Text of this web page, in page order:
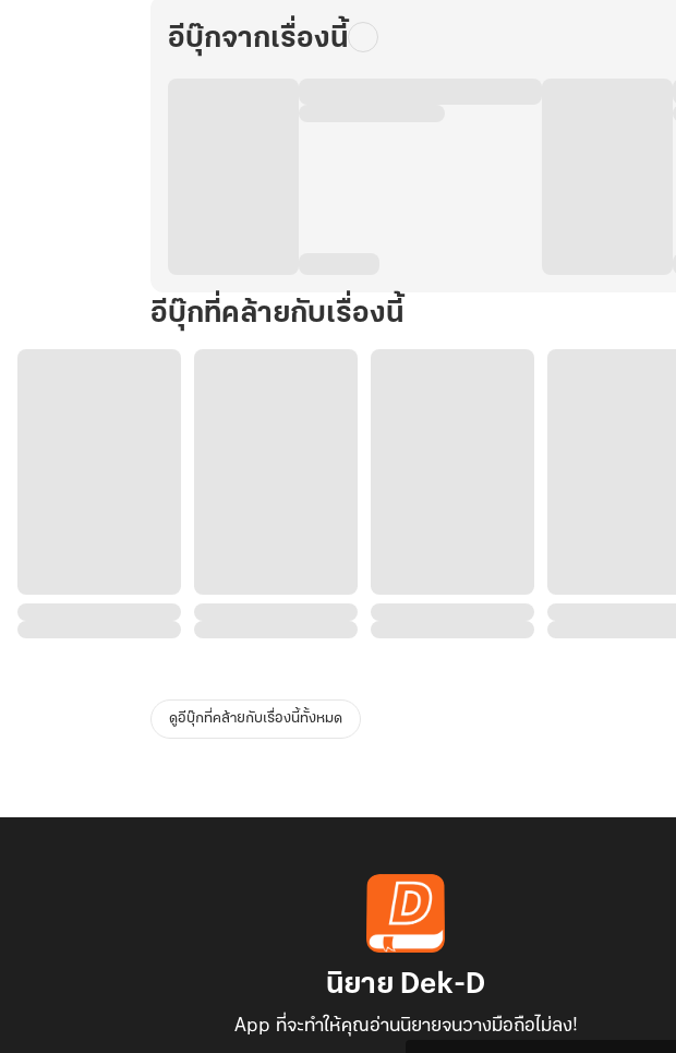
อีบุ๊กจากเรื่องนี้
อีบุ๊กที่คล้ายกับเรื่องนี้
ดูอีบุ๊กที่คล้ายกับเรื่องนี้ทั้งหมด
นิยาย Dek-D
App ที่จะทำให้คุณอ่านนิยายจนวางมือถือไม่ลง!